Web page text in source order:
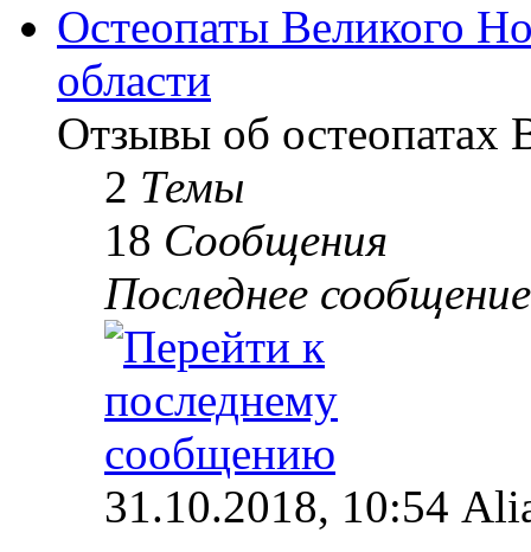
Остеопаты Великого
области
Отзывы об остеопатах
2 Темы
18 Сообщения
Последнее сообщение
31.10.2018, 10:54